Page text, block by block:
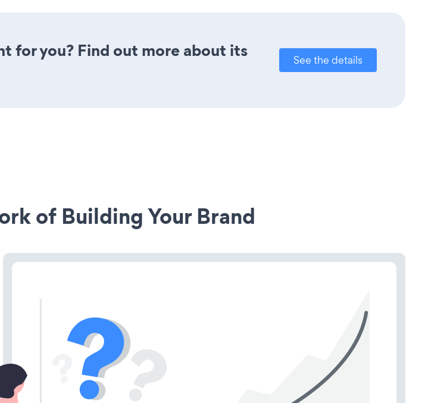
for you? Find out more about its
See the details
of Building Your Brand